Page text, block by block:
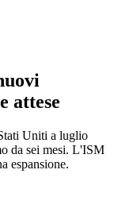
attese
Uniti a luglio
da sei mesi. L'ISM
espansione.